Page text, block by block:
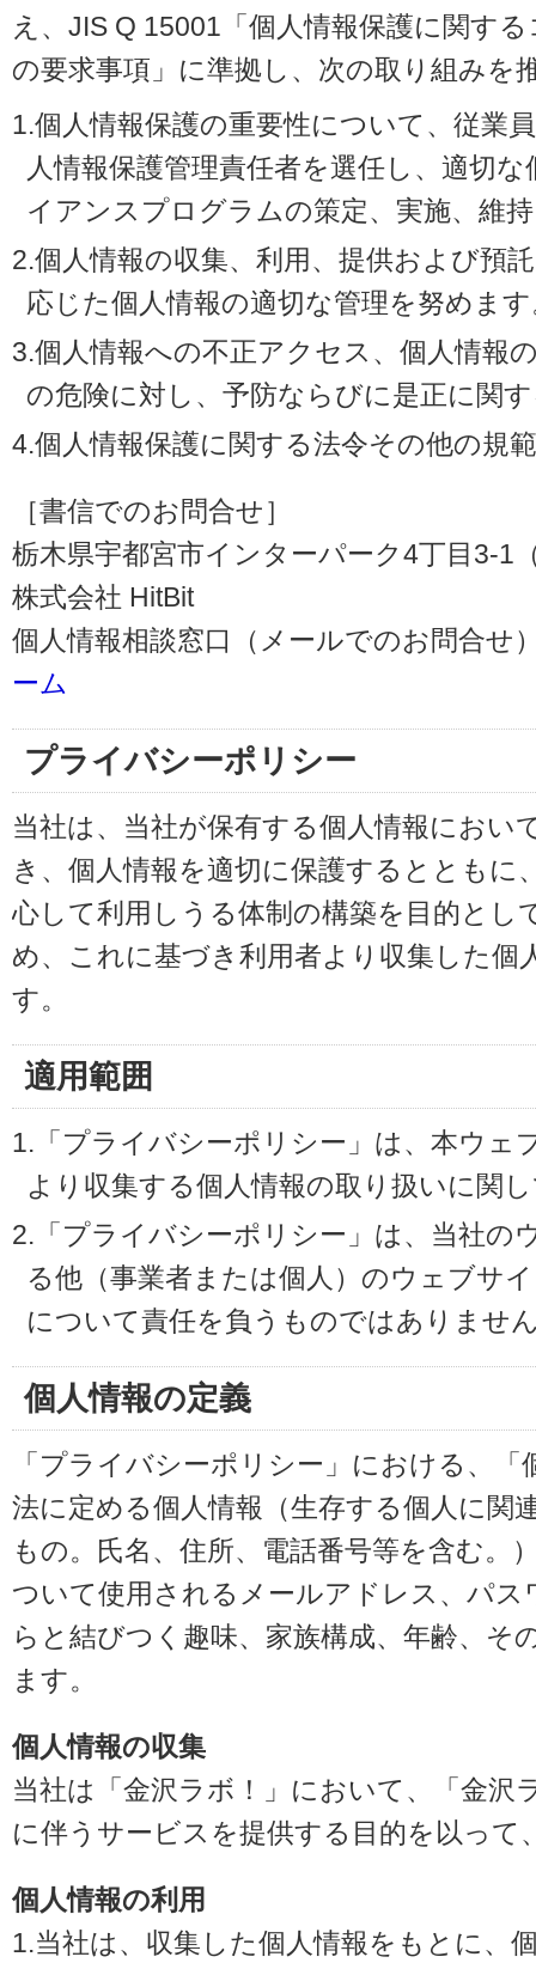
え、JIS Q 15001「個人情報保護に関す
の要求事項」に準拠し、次の取り組みを
1.個人情報保護の重要性について、従業
人情報保護管理責任者を選任し、適切
イアンスプログラムの策定、実施、維
2.個人情報の収集、利用、提供および預
応じた個人情報の適切な管理を努めま
3.個人情報への不正アクセス、個人情報
の危険に対し、予防ならびに是正に関
4.個人情報保護に関する法令その他の規
［書信でのお問合せ］
栃木県宇都宮市インターパーク4丁目3-1
株式会社 HitBit
個人情報相談窓口（メールでのお問合せ
ーム
プライバシーポリシー
当社は、当社が保有する個人情報におい
き、個人情報を適切に保護するとともに
心して利用しうる体制の構築を目的とし
め、これに基づき利用者より収集した個
す。
適用範囲
1.「プライバシーポリシー」は、本ウェ
より収集する個人情報の取り扱いに関
2.「プライバシーポリシー」は、当社の
る他（事業者または個人）のウェブサ
について責任を負うものではありませ
個人情報の定義
「プライバシーポリシー」における、
法に定める個人情報（生存する個人に関
もの。氏名、住所、電話番号等を含む。
ついて使用されるメールアドレス、パ
らと結びつく趣味、家族構成、年齢、そ
ます。
個人情報の収集
当社は「金沢ラボ！」において、「金沢
に伴うサービスを提供する目的を以って
個人情報の利用
1.当社は、収集した個人情報をもとに、